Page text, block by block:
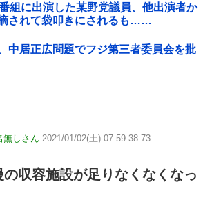
組に出演した某野党議員、他出演者か
されて袋叩きにされるも……
中居正広問題でフジ第三者委員会を批
無しさん 2021/01/02(土) 07:59:38.73
収容施設が足りなくなくなっ